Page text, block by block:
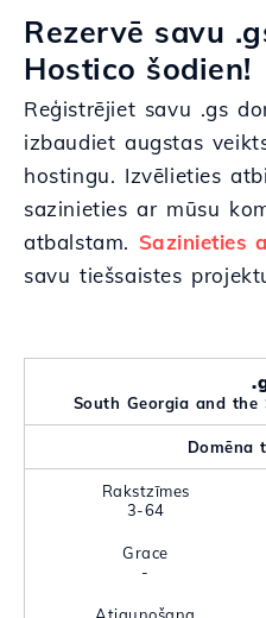
Rezervē savu
Hostico šodien!
Reģistrējiet savu .gs
izbaudiet augstas
hostingu. Izvēlieties
sazinieties ar mūsu
atbalstam. Sazinieties
savu tiešsaistes
South Georgia and the
Domēna
Rakstzīmes
3-64
Grace
-